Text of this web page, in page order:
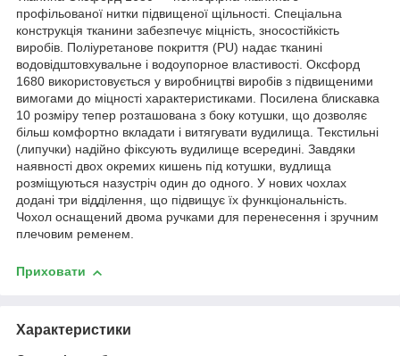
профільованої нитки підвищеної щільності. Спеціальна
конструкція тканини забезпечує міцність, зносостійкість
виробів. Поліуретанове покриття (PU) надає тканині
водовідштовхувальне і водоупорное властивості. Оксфорд
1680 використовується у виробництві виробів з підвищеними
вимогами до міцності характеристиками. Посилена блискавка
10 розміру тепер розташована з боку котушки, що дозволяє
більш комфортно вкладати і витягувати вудилища. Текстильні
(липучки) надійно фіксують вудилище всередині. Завдяки
наявності двох окремих кишень під котушки, вудлища
розміщуються назустріч один до одного. У нових чохлах
додані три відділення, що підвищує їх функціональність.
Чохол оснащений двома ручками для перенесення і зручним
плечовим ременем.
Приховати
Характеристики